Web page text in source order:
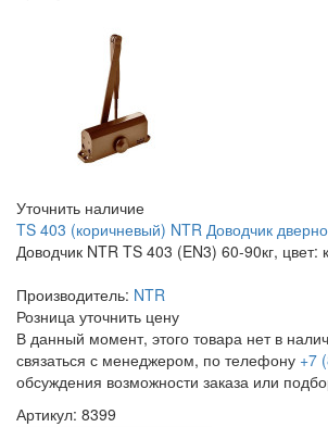
Уточнить наличие
TS 403 (коричневый) NTR Доводчик
Доводчик NTR TS 403 (EN3) 60-90кг, цвет:
Производитель: NTR
Розница уточнить цену
В данный момент, этого товара нет в
связаться с менеджером, по телефону +7
обсуждения возможности заказа или
Артикул: 8399